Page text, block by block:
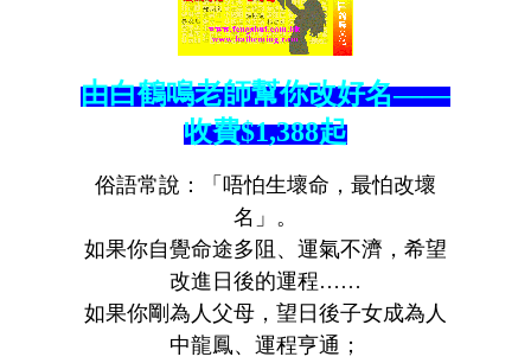
由白鶴鳴老師幫你改好名——
收費$1,388起
俗語常說：「唔怕生壞命，最怕改壞
名」。
如果你自覺命途多阻、運氣不濟，希望
改進日後的運程……
如果你剛為人父母，望日後子女成為人
中龍鳳、運程亨通；